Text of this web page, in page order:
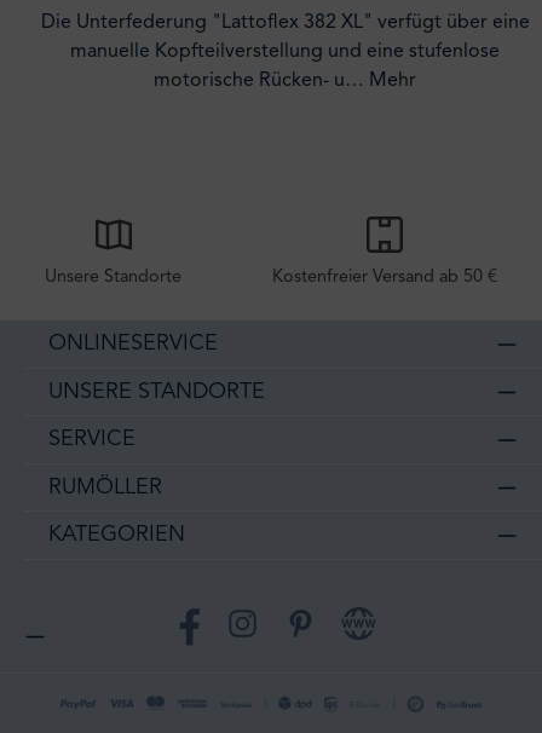
Die Unterfederung "Lattoflex 382 XL" verfügt über eine
manuelle Kopfteilverstellung und eine stufenlose
motorische Rücken- u… Mehr
Unsere Standorte Kostenfreier Versand ab 50 €
ONLINESERVICE
UNSERE STANDORTE
SERVICE
RUMÖLLER
KATEGORIEN
Facebook Instagram Pinterest Website